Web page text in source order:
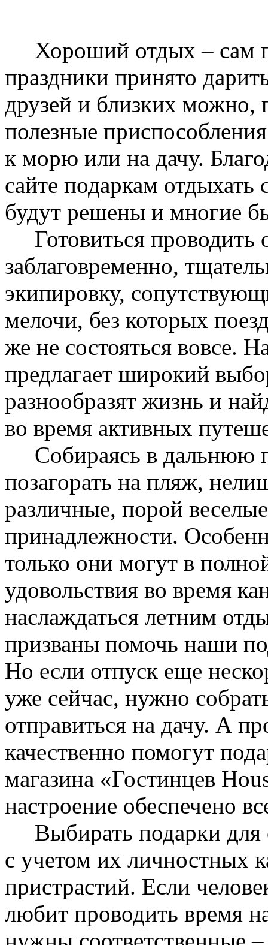
Хороший отдых – сам
праздники принято
друзей и близких
полезные
к морю или на дачу.
сайте подаркам отдыхать
будут решены и многие
Готовиться проводить
заблаговременно,
экипировку,
мелочи, без которых
же не состояться вовсе.
предлагает широкий
разнообразят жизнь и
во время активных
Собираясь в дальнюю
позагорать на пляж,
различные, порой
принадлежности.
только они могут в
удовольствия во время
наслаждаться летним
призваны помочь наши
Но если отпуск еще
уже сейчас, нужно
отправиться на дачу. А
качественно помогут
магазина «Гостинцев
настроение обеспечено
Выбирать подарки для
с учетом их личностных
пристрастий. Если
любит проводить время